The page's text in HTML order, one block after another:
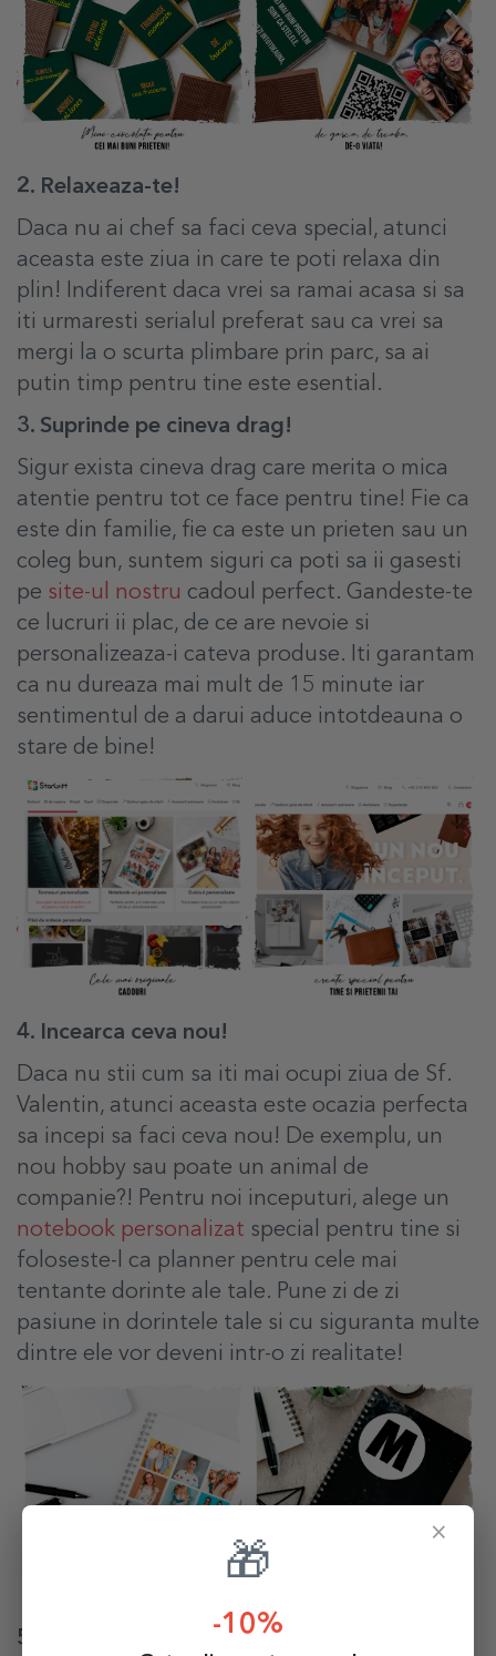
2. Relaxeaza-te!
Daca nu ai chef sa faci ceva special, atunci
aceasta este ziua in care te poti relaxa din
plin! Indiferent daca vrei sa ramai acasa si sa
iti urmaresti serialul preferat sau ca vrei sa
mergi la o scurta plimbare prin parc, sa ai
putin timp pentru tine este esential.
3. Suprinde pe cineva drag!
Sigur exista cineva drag care merita o mica
atentie pentru tot ce face pentru tine! Fie ca
este din familie, fie ca este un prieten sau un
coleg bun, suntem siguri ca poti sa ii gasesti
pe site-ul nostru cadoul perfect. Gandeste-te
ce lucruri ii plac, de ce are nevoie si
personalizeaza-i cateva produse. Iti garantam
ca nu dureaza mai mult de 15 minute iar
sentimentul de a darui aduce intotdeauna o
stare de bine!
4. Incearca ceva nou!
Daca nu stii cum sa iti mai ocupi ziua de Sf.
Valentin, atunci aceasta este ocazia perfecta
sa incepi sa faci ceva nou! De exemplu, un
nou hobby sau poate un animal de
companie?! Pentru noi inceputuri, alege un
notebook personalizat special pentru tine si
foloseste-l ca planner pentru cele mai
tentante dorinte ale tale. Pune zi de zi
pasiune in dorintele tale si cu siguranta multe
dintre ele vor deveni intr-o zi realitate!
5. Daruieste-ti chiar tie un cadou!
×
🎁
-10%